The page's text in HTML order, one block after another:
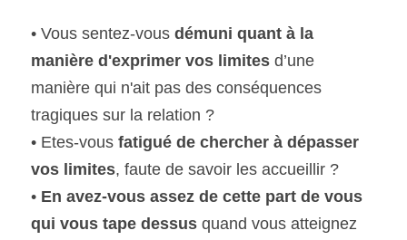
• Vous sentez-vous démuni quant à la
manière d'exprimer vos limites d’une
manière qui n'ait pas des conséquences
tragiques sur la relation ?
• Etes-vous fatigué de chercher à dépasser
vos limites, faute de savoir les accueillir ?
• En avez-vous assez de cette part de vous
qui vous tape dessus quand vous atteignez